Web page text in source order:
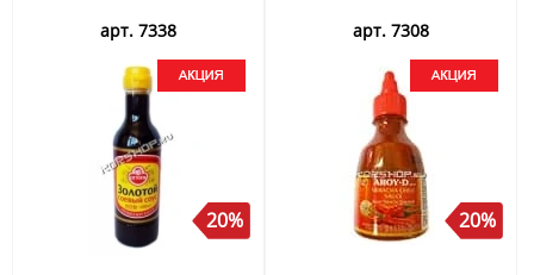
арт. 7338
20%
арт. 7308
20%